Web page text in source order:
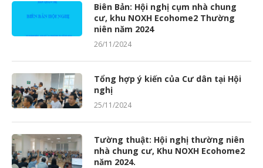
Biên Bản: Hội nghị cụm nhà chung
cư, khu NOXH Ecohome2 Thường
niên năm 2024
26/11/2024
Tổng hợp ý kiến của Cư dân tại Hội
nghị
25/11/2024
Tường thuật: Hội nghị thường niên
nhà chung cư, Khu NOXH Ecohome2
năm 2024.